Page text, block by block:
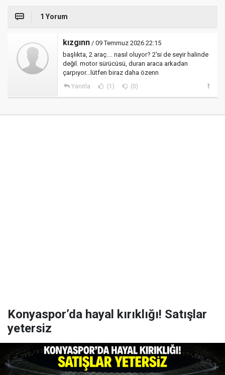
1 Yorum
kızgınn / 09 Temmuz 2026 22:15
başlıkta, 2 araç.... nasıl oluyor? 2'si de seyir halinde
değil. motor sürücüsü, duran araca arkadan
çarpıyor...lütfen biraz daha özenn
Yanıtla (1) (0)
Konyaspor’da hayal kırıklığı! Satışlar
yetersiz